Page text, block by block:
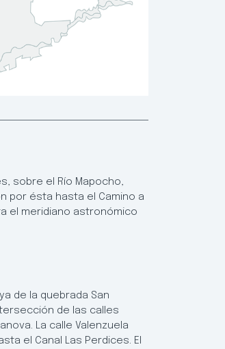
sobre el Río Mapocho,
por ésta hasta el Camino a
el meridiano astronómico
de la quebrada San
de las calles
La calle Valenzuela
el Canal Las Perdices. El